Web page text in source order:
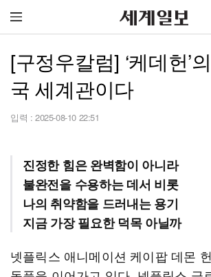
[구정우칼럼] ‘케데헌’
국 세계관이다
입력 : 2025-08-10 22:51
진정한 힘은 완벽함이 아니라
불완전을 수용하는 데서 비롯
나의 취약함을 드러내는 용기
지금 가장 필요한 덕목 아닐까
넷플릭스 애니메이션 케이팝 데몬